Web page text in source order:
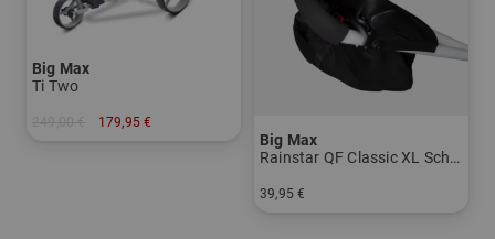
Big Max
Ti Two
179,95 €
Big Max
Rainstar QF Classic XL Schirmhalter
39,95 €